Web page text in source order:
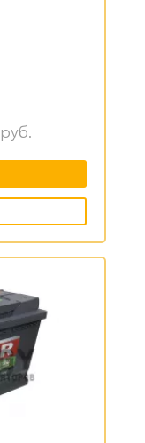
руб.